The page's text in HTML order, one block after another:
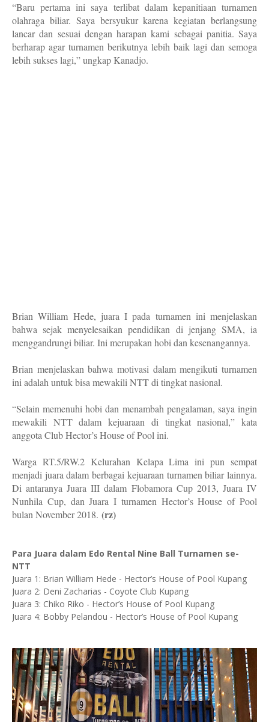
“Baru pertama ini saya terlibat dalam kepanitiaan turnamen
olahraga biliar. Saya bersyukur karena kegiatan berlangsung
lancar dan sesuai dengan harapan kami sebagai panitia. Saya
berharap agar turnamen berikutnya lebih baik lagi dan semoga
lebih sukses lagi,” ungkap Kanadjo.
Brian William Hede, juara I pada turnamen ini menjelaskan
bahwa sejak menyelesaikan pendidikan di jenjang SMA, ia
menggandrungi biliar. Ini merupakan hobi dan kesenangannya.
Brian menjelaskan bahwa motivasi dalam mengikuti turnamen
ini adalah untuk bisa mewakili NTT di tingkat nasional.
“Selain memenuhi hobi dan menambah pengalaman, saya ingin
mewakili NTT dalam kejuaraan di tingkat nasional,” kata
anggota Club Hector’s House of Pool ini.
Warga RT.5/RW.2 Kelurahan Kelapa Lima ini pun sempat
menjadi juara dalam berbagai kejuaraan turnamen biliar lainnya.
Di antaranya Juara III dalam Flobamora Cup 2013, Juara IV
Nunhila Cup, dan Juara I turnamen Hector’s House of Pool
bulan November 2018. (rz)
Para Juara dalam Edo Rental Nine Ball Turnamen se-
NTT
Juara 1: Brian William Hede - Hector’s House of Pool Kupang
Juara 2: Deni Zacharias - Coyote Club Kupang
Juara 3: Chiko Riko - Hector’s House of Pool Kupang
Juara 4: Bobby Pelandou - Hector’s House of Pool Kupang